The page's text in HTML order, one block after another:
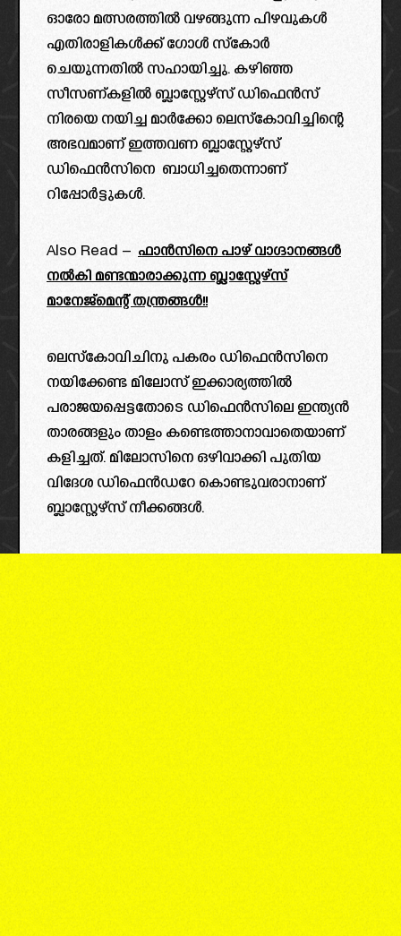
ഓരോ മത്സരത്തിൽ വഴങ്ങുന്ന പിഴവുകൾ
എതിരാളികൾക്ക് ഗോൾ സ്കോർ
ചെയുന്നതിൽ സഹായിച്ചു. കഴിഞ്ഞ
സീസണ്കളിൽ ബ്ലാസ്റ്റേഴ്‌സ് ഡിഫെൻസ്
നിരയെ നയിച്ച മാർക്കോ ലെസ്‌കോവിച്ചിന്റെ
അഭവമാണ് ഇത്തവണ ബ്ലാസ്റ്റേഴ്‌സ്
ഡിഫെൻസിനെ ബാധിച്ചതെന്നാണ്
റിപ്പോർട്ടുകൾ.
Also Read – ഫാൻസിനെ പാഴ് വാഗ്ദാനങ്ങൾ
നൽകി മണ്ടന്മാരാക്കുന്ന ബ്ലാസ്റ്റേഴ്‌സ്
മാനേജ്മെന്റ് തന്ത്രങ്ങൾ!!
ലെസ്‌കോവിചിനു പകരം ഡിഫെൻസിനെ
നയിക്കേണ്ട മിലോസ് ഇക്കാര്യത്തിൽ
പരാജയപ്പെട്ടതോടെ ഡിഫെൻസിലെ ഇന്ത്യൻ
താരങ്ങളും താളം കണ്ടെത്താനാവാതെയാണ്
കളിച്ചത്. മിലോസിനെ ഒഴിവാക്കി പുതിയ
വിദേശ ഡിഫെൻഡറേ കൊണ്ടുവരാനാണ്
ബ്ലാസ്റ്റേഴ്‌സ് നീക്കങ്ങൾ.